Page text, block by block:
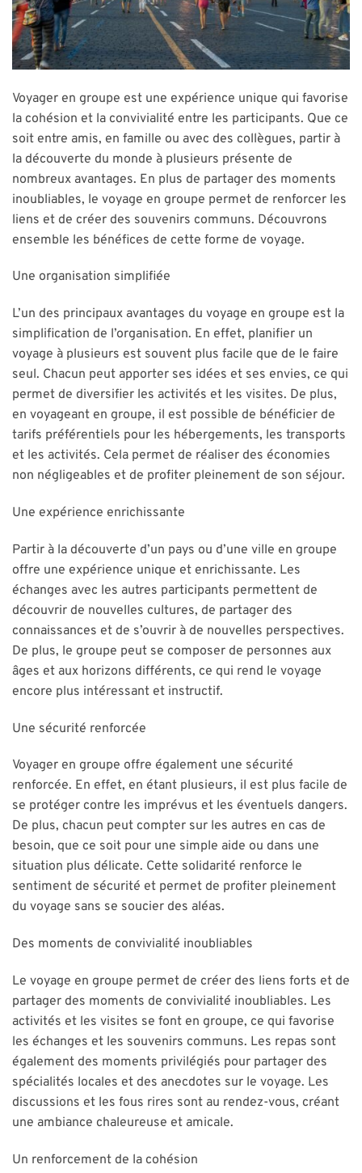
Voyager en groupe est une expérience unique qui favorise
la cohésion et la convivialité entre les participants. Que ce
soit entre amis, en famille ou avec des collègues, partir à
la découverte du monde à plusieurs présente de
nombreux avantages. En plus de partager des moments
inoubliables, le voyage en groupe permet de renforcer les
liens et de créer des souvenirs communs. Découvrons
ensemble les bénéfices de cette forme de voyage.
Une organisation simplifiée
L’un des principaux avantages du voyage en groupe est la
simplification de l’organisation. En effet, planifier un
voyage à plusieurs est souvent plus facile que de le faire
seul. Chacun peut apporter ses idées et ses envies, ce qui
permet de diversifier les activités et les visites. De plus,
en voyageant en groupe, il est possible de bénéficier de
tarifs préférentiels pour les hébergements, les transports
et les activités. Cela permet de réaliser des économies
non négligeables et de profiter pleinement de son séjour.
Une expérience enrichissante
Partir à la découverte d’un pays ou d’une ville en groupe
offre une expérience unique et enrichissante. Les
échanges avec les autres participants permettent de
découvrir de nouvelles cultures, de partager des
connaissances et de s’ouvrir à de nouvelles perspectives.
De plus, le groupe peut se composer de personnes aux
âges et aux horizons différents, ce qui rend le voyage
encore plus intéressant et instructif.
Une sécurité renforcée
Voyager en groupe offre également une sécurité
renforcée. En effet, en étant plusieurs, il est plus facile de
se protéger contre les imprévus et les éventuels dangers.
De plus, chacun peut compter sur les autres en cas de
besoin, que ce soit pour une simple aide ou dans une
situation plus délicate. Cette solidarité renforce le
sentiment de sécurité et permet de profiter pleinement
du voyage sans se soucier des aléas.
Des moments de convivialité inoubliables
Le voyage en groupe permet de créer des liens forts et de
partager des moments de convivialité inoubliables. Les
activités et les visites se font en groupe, ce qui favorise
les échanges et les souvenirs communs. Les repas sont
également des moments privilégiés pour partager des
spécialités locales et des anecdotes sur le voyage. Les
discussions et les fous rires sont au rendez-vous, créant
une ambiance chaleureuse et amicale.
Un renforcement de la cohésion